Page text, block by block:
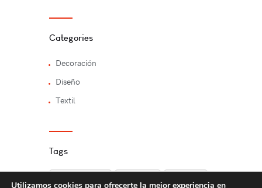
Categories
Decoración
Diseño
Textil
Tags
Utilizamos cookies para ofrecerte la mejor experiencia en